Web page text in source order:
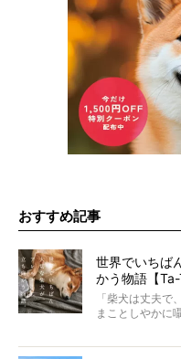
おすすめ記事
世界でいちば
かう物語【Ta-
「柴犬は丈夫で
まことしやかに
もちろん、犬